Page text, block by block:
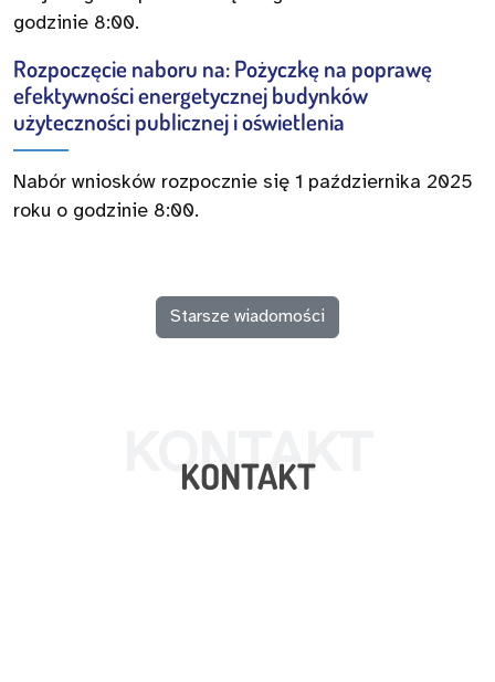
godzinie 8:00.
Rozpoczęcie naboru na: Pożyczkę na poprawę
efektywności energetycznej budynków
użyteczności publicznej i oświetlenia
Nabór wniosków rozpocznie się 1 października 2025
roku o godzinie 8:00.
Starsze wiadomości
KONTAKT
KONTAKT